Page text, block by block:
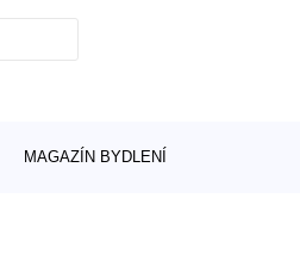
MAGAZÍN BYDLENÍ